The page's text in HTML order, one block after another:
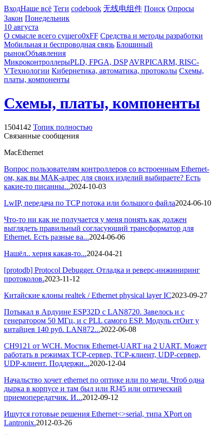
ВходНаше всё Теги codebook 无线电组件 Поиск Опросы
Закон Понедельник
10 августа
О смысле всего сущего0xFF Средства и методы разработки
Мобильная и беспроводная связь Блошиный
рынокОбъявления
МикроконтроллерыPLD, FPGA, DSP AVRPICARM, RISC-
VТехнологии Кибернетика, автоматика, протоколы Схемы,
платы, компоненты
Схемы, платы, компоненты
1504142 Топик полностью
Связанные сообщения
MacEthernet
Вопрос пользователям контроллеров со встроенным Ethernet-
ом, как вы МАК-адрес для своих изделий выбираете? Есть
какие-то писанны...2024-10-03
LwIP, передача по TCP потока или большого файла2024-06-10
Что-то ни как не получается у меня понять как должен
выглядеть правильный согласующий трансформатор для
Ethernet. Есть разные ва...2024-06-06
Нашёл.. херня какая-то...2024-04-21
[protodb] Protocol Debugger. Отладка и реверс-инжиниринг
протоколов.2023-11-12
Китайские клоны realtek / Ethernet physical layer IC2023-09-27
Потыкал в Ардуине ESP32D с LAN8720. Завелось и с
генератором 50 МГц, и с PLL самого ESP. Модуль стОит у
китайцев 140 руб. LAN872...2022-06-08
CH9121 от WCH. Мостик Ethernet-UART на 2 UART. Может
работать в режимах TCP-сервер, TCP-клиент, UDP-сервер,
UDP-клиент. Поддержи...2020-12-04
Начальство хочет ethernet по оптике или по меди. Чтоб одна
дырка в корпусе и там был или RJ45 или оптический
приемопередатчик. И...2012-09-12
Ищутся готовые решения Ethernet<>serial, типа XPort on
Lantronix.2012-03-26